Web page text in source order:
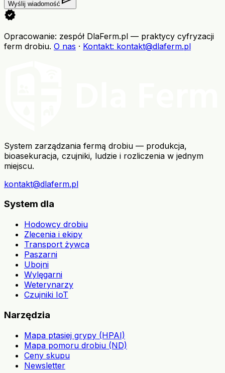
Wyślij wiadomość
verified
Opracowanie: zespół DlaFerm.pl — praktycy cyfryzacji
ferm drobiu. O nas · Kontakt: kontakt@dlaferm.pl
System zarządzania fermą drobiu — produkcja,
bioasekuracja, czujniki, ludzie i rozliczenia w jednym
miejscu.
kontakt@dlaferm.pl
System dla
Hodowcy drobiu
Zlecenia i ekipy
Transport żywca
Paszarni
Ubojni
Wylęgarni
Weterynarzy
Czujniki IoT
Narzędzia
Mapa ptasiej grypy (HPAI)
Mapa pomoru drobiu (ND)
Ceny skupu
Newsletter